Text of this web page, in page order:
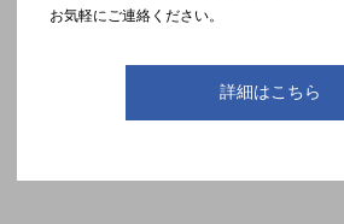
お気軽にご連絡ください。
詳細はこちら